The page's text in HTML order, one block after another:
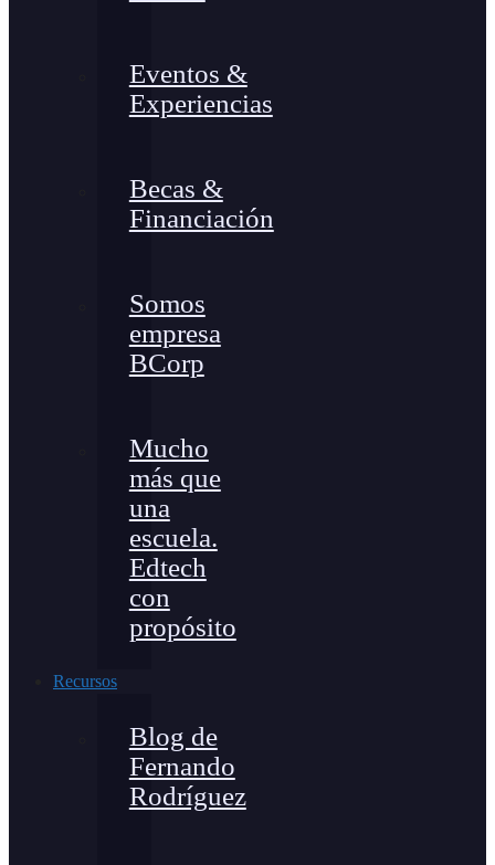
Eventos &
Experiencias
Becas &
Financiación
Somos
empresa
BCorp
Mucho
más que
una
escuela.
Edtech
con
propósito
Recursos
Blog de
Fernando
Rodríguez